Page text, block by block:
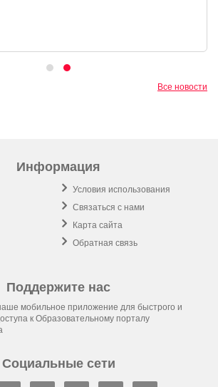
Все новости
Информация
Условия использования
Связаться с нами
Карта сайта
Обратная связь
Поддержите нас
мобильное приложение для быстрого и
к Образовательному порталу
Социальные сети